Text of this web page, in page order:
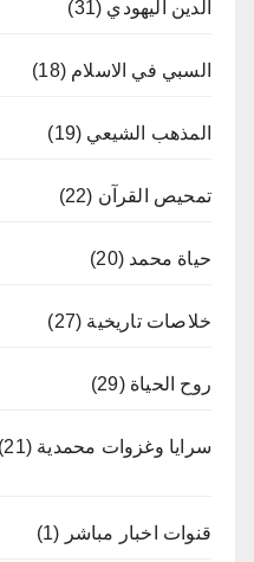
الدين اليهودي (31)
السبي في الاسلام (18)
المذهب الشيعي (19)
تمحيص القرآن (22)
حياة محمد (20)
خلاصات تاريخية (27)
روح الحياة (29)
سرايا وغزوات محمدية (21)
قنوات اخبار مباشر (1)